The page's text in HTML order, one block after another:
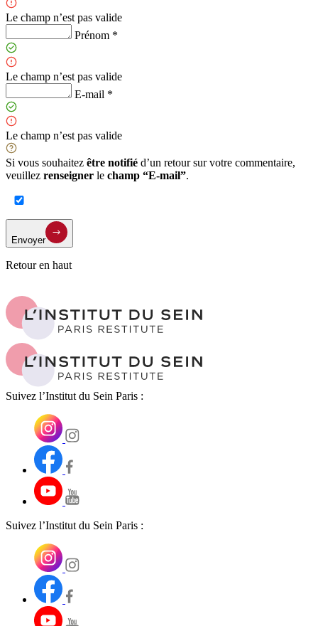
Le champ n’est pas valide
Prénom *
Le champ n’est pas valide
E-mail *
Le champ n’est pas valide
Si vous souhaitez être notifié d’un retour sur votre commentaire,
veuillez renseigner le champ “E-mail”.
Envoyer
Retour en haut
Suivez l’Institut du Sein Paris :
Suivez l’Institut du Sein Paris :